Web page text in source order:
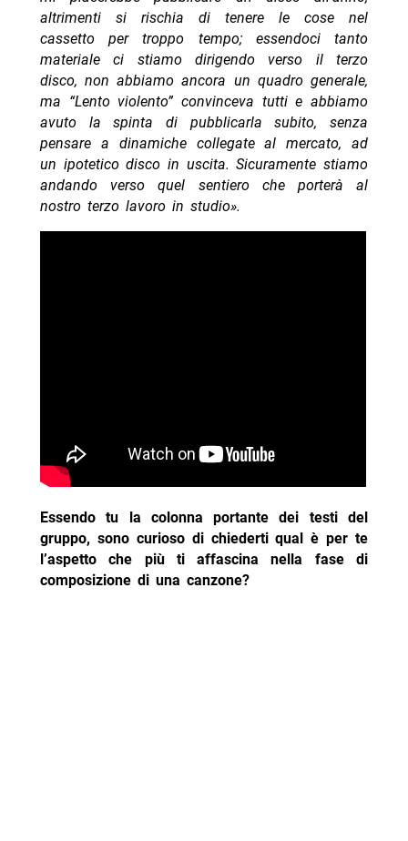
altrimenti si rischia di tenere le cose nel
cassetto per troppo tempo; essendoci tanto
materiale ci stiamo dirigendo verso il terzo
disco, non abbiamo ancora un quadro generale,
ma “Lento violento” convinceva tutti e abbiamo
avuto la spinta di pubblicarla subito, senza
pensare a dinamiche collegate al mercato, ad
un ipotetico disco in uscita. Sicuramente stiamo
andando verso quel sentiero che porterà al
nostro terzo lavoro in studio».
Essendo tu la colonna portante dei testi del
gruppo, sono curioso di chiederti qual è per te
l’aspetto che più ti affascina nella fase di
composizione di una canzone?